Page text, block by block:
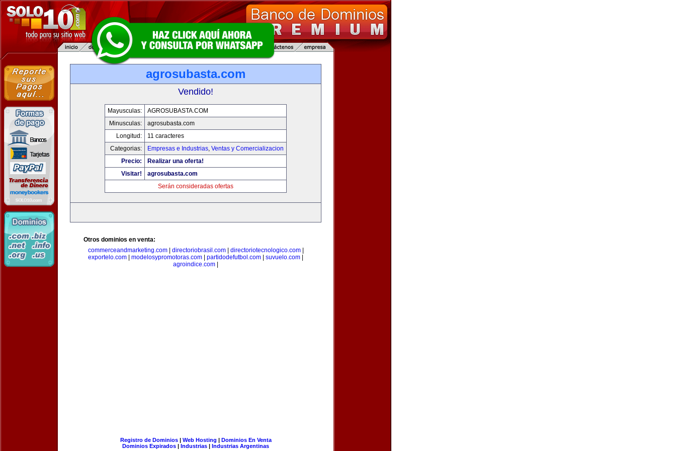
agrosubasta.com
Vendido!
Mayusculas:
AGROSUBASTA.COM
Minusculas:
agrosubasta.com
Longitud:
11 caracteres
Categorias:
Empresas e Industrias, Ventas y Comercializacion
Precio:
Realizar una oferta!
Visitar!
agrosubasta.com
Serán consideradas ofertas
Otros dominios en venta:
commerceandmarketing.com| directoriobrasil.com| directoriotecnologico.com|
exportelo.com
modelosypromotoras.com partidodefutbol.com suvuelo.com
agroindice.com
Registro de Dominios| Web Hosting | Dominios En Venta
Dominios Expirados | Industrias | Industrias Argentinas